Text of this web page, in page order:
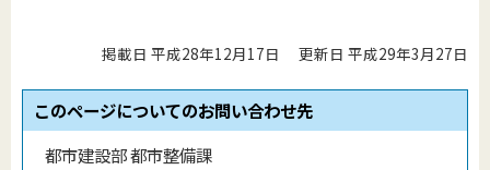
掲載日 平成28年12月17日 更新日 平成29年3月27日
このページについてのお問い合わせ先
都市建設部 都市整備課